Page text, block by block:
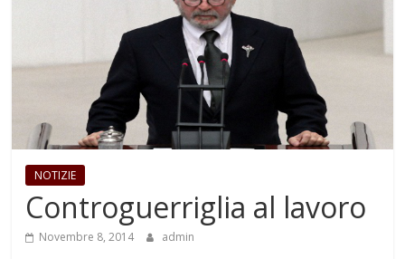
NOTIZIE
Controguerriglia al lavoro
Novembre 8, 2014 admin